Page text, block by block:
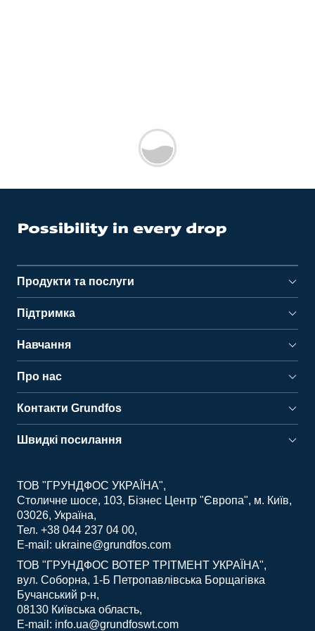
Продукти та послуги
Підтримка
Навчання
Про нас
Контакти Grundfos
Швидкі посилання
ТОВ "ГРУНДФОС УКРАЇНА"
Столичне шосе, 103, Бізнес Центр "Європа", м. Київ,
03026, Україна
Тел. +38 044 237 04 00
E-mail: ukraine@grundfos.com
ТОВ "ГРУНДФОС ВОТЕР ТРІТМЕНТ УКРАЇНА"
вул. Соборна, 1-Б Петропавлівська Борщагівка
Бучанський р-н
08130 Київська область
E-mail: info.ua@grundfoswt.com